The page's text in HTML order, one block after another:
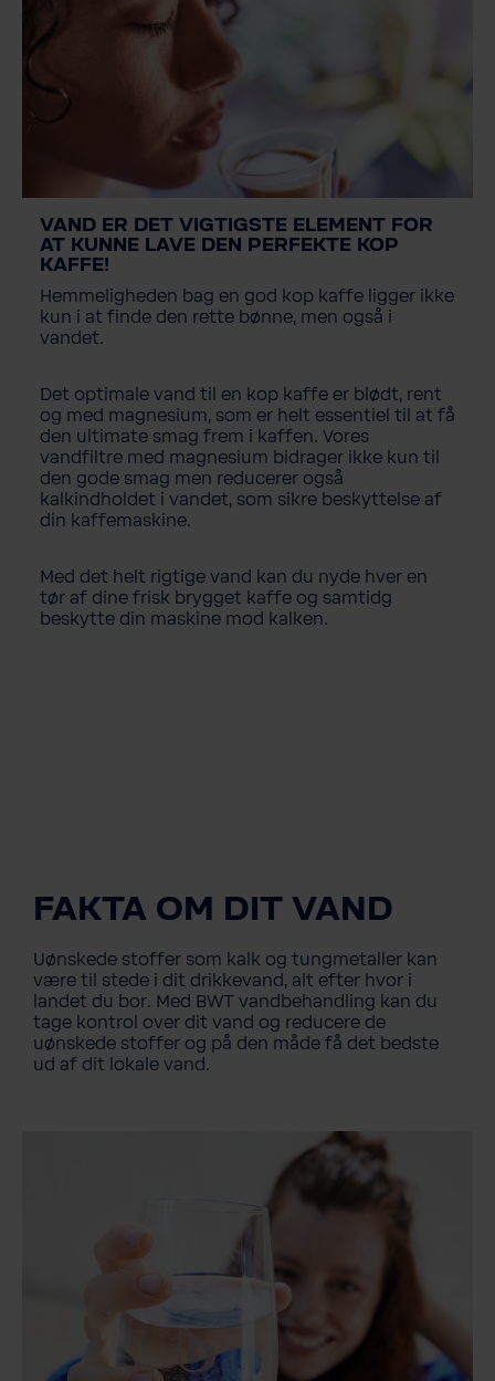
VAND ER DET VIGTIGSTE ELEMENT FOR
AT KUNNE LAVE DEN PERFEKTE KOP
KAFFE!
Hemmeligheden bag en god kop kaffe ligger ikke
kun i at finde den rette bønne, men også i
vandet.
Det optimale vand til en kop kaffe er blødt, rent
og med magnesium, som er helt essentiel til at få
den ultimate smag frem i kaffen. Vores
vandfiltre med magnesium bidrager ikke kun til
den gode smag men reducerer også
kalkindholdet i vandet, som sikre beskyttelse af
din kaffemaskine.
Med det helt rigtige vand kan du nyde hver en
tør af dine frisk brygget kaffe og samtidg
beskytte din maskine mod kalken.
FAKTA OM DIT VAND
Uønskede stoffer som kalk og tungmetaller kan
være til stede i dit drikkevand, alt efter hvor i
landet du bor. Med BWT vandbehandling kan du
tage kontrol over dit vand og reducere de
uønskede stoffer og på den måde få det bedste
ud af dit lokale vand.